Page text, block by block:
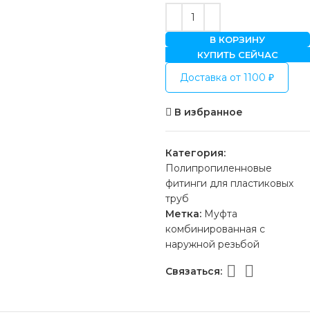
В КОРЗИНУ
КУПИТЬ СЕЙЧАС
Доставка от 1100 ₽
В избранное
Категория:
Полипропиленновые
фитинги для пластиковых
труб
Метка: Муфта
комбинированная с
наружной резьбой
Связаться: